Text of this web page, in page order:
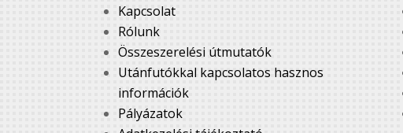
Kapcsolat
Rólunk
Összeszerelési útmutatók
Utánfutókkal kapcsolatos hasznos
információk
Pályázatok